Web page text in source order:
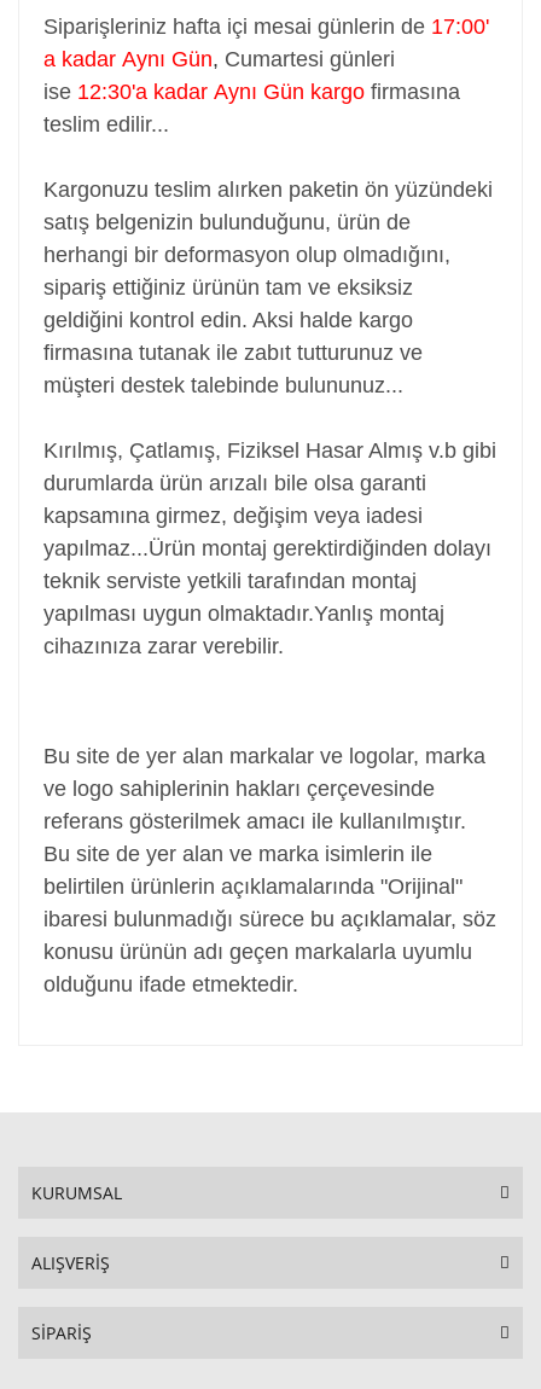
Siparişleriniz hafta içi mesai günlerin de 17:00'
a kadar Aynı Gün, Cumartesi günleri
ise 12:30'a kadar Aynı Gün kargo firmasına
teslim edilir...
Kargonuzu teslim alırken paketin ön yüzündeki
satış belgenizin bulunduğunu, ürün de
herhangi bir deformasyon olup olmadığını,
sipariş ettiğiniz ürünün tam ve eksiksiz
geldiğini kontrol edin. Aksi halde kargo
firmasına tutanak ile zabıt tutturunuz ve
müşteri destek talebinde bulununuz...
Kırılmış, Çatlamış, Fiziksel Hasar Almış v.b gibi
durumlarda ürün arızalı bile olsa garanti
kapsamına girmez, değişim veya iadesi
yapılmaz...Ürün montaj gerektirdiğinden dolayı
teknik serviste yetkili tarafından montaj
yapılması uygun olmaktadır.Yanlış montaj
cihazınıza zarar verebilir.
Bu site de yer alan markalar ve logolar, marka
ve logo sahiplerinin hakları çerçevesinde
referans gösterilmek amacı ile kullanılmıştır.
Bu site de yer alan ve marka isimlerin ile
belirtilen ürünlerin açıklamalarında "Orijinal"
ibaresi bulunmadığı sürece bu açıklamalar, söz
konusu ürünün adı geçen markalarla uyumlu
olduğunu ifade etmektedir.
KURUMSAL
ALIŞVERİŞ
SİPARİŞ